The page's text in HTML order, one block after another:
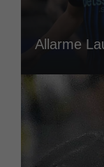
Allarme